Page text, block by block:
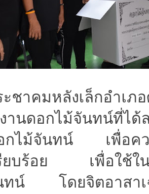
ชาคมหลังเล็กอำเภ
งานดอกไม้จันทน์ที่ไ
กไม้จันทน์ เพื่อคว
รียบร้อย เพื่อใช้ใน
ทน์ โดยจิตอาสาเ